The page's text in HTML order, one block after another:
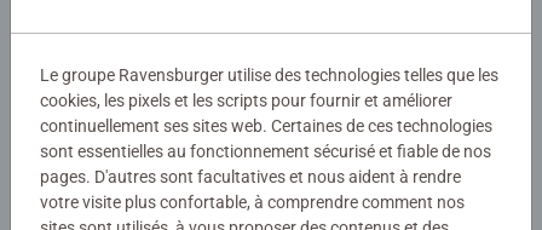
n'importe quelle chambre !
Détails
Numéro d'article:
11222
EAN:
4005556112227
Avertissements et informations du fabricant
Le groupe Ravensburger utilise des technologies telles que les
cookies, les pixels et les scripts pour fournir et améliorer
continuellement ses sites web. Certaines de ces technologies
sont essentielles au fonctionnement sécurisé et fiable de nos
pages. D'autres sont facultatives et nous aident à rendre
votre visite plus confortable, à comprendre comment nos